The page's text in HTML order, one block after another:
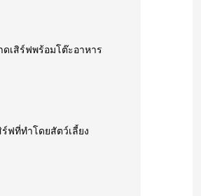
ดเสิร์ฟพร้อมโต๊ะอาหาร
ร์ฟที่ทำโดยสัตว์เลี้ยง